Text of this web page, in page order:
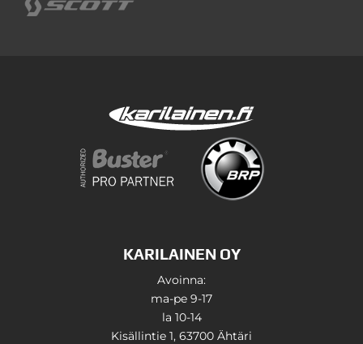
KARILAINEN OY
Avoinna:
ma-pe 9-17
la 10-14
Kisällintie 1, 63700 Ähtäri